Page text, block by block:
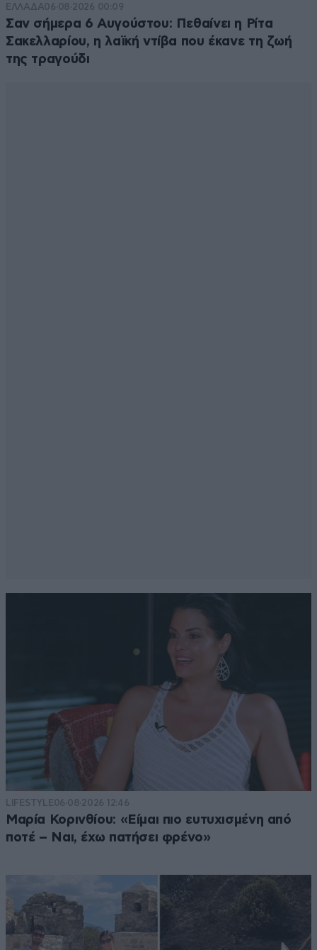
ΕΛΛΑΔΑ06·08·2026 00:09
Σαν σήμερα 6 Αυγούστου: Πεθαίνει η Ρίτα
Σακελλαρίου, η λαϊκή ντίβα που έκανε τη ζωή
της τραγούδι
LIFESTYLE06·08·2026 12:46
Μαρία Κορινθίου: «Είμαι πιο ευτυχισμένη από
ποτέ – Ναι, έχω πατήσει φρένο»